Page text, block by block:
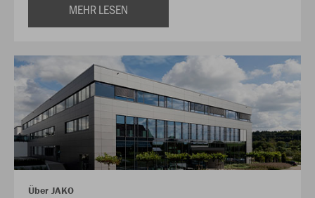
MEHR LESEN
Über JAKO